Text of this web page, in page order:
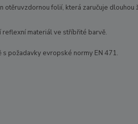
otěruvzdornou folií, která zaručuje dlouhou
reflexní materiál ve stříbřité barvě.
požadavky evropské normy EN 471.